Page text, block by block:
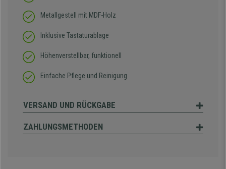
Metallgestell mit MDF-Holz
Inklusive Tastaturablage
Höhenverstellbar, funktionell
Einfache Pflege und Reinigung
VERSAND UND RÜCKGABE
ZAHLUNGSMETHODEN